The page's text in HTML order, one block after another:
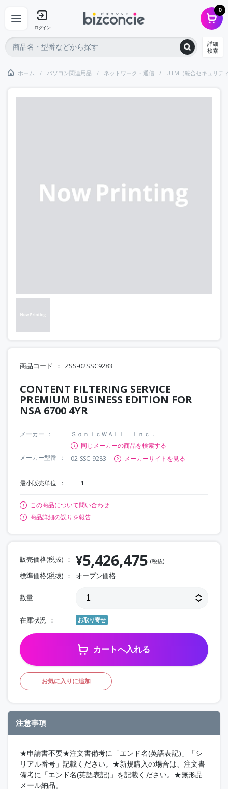
ログイン
0
詳細
検索
ホーム パソコン関連用品 ネットワーク・通信 UTM（統合セキュリテ
商品コード ZSS-02SSC9283
CONTENT FILTERING SERVICE
PREMIUM BUSINESS EDITION FOR
NSA 6700 4YR
メーカー
ＳｏｎｉｃＷＡＬＬ Ｉｎｃ．
同じメーカーの商品を検索する
メーカー型番
02-SSC-9283 メーカーサイトを見る
最小販売単位 1
この商品について問い合わせ
商品詳細の誤りを報告
販売価格(税抜) ¥5,426,475 (税抜)
標準価格(税抜) オープン価格
数量
在庫状況 お取り寄せ
カートへ入れる
お気に入りに追加
注意事項
★申請書不要★注文書備考に「エンド名(英語表記)」「シ
リアル番号」記載ください。★新規購入の場合は、注文書
備考に「エンド名(英語表記)」を記載ください。★無形品
メール納品。